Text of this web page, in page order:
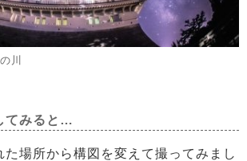
川
てみると…
た場所から構図を変えて撮ってみまし